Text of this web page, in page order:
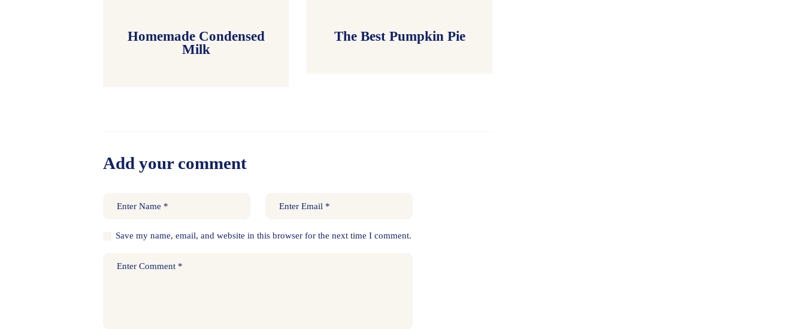
Homemade Condensed
Milk
The Best Pumpkin Pie
Add your comment
Save my name, email, and website in this browser for the next time I comment.